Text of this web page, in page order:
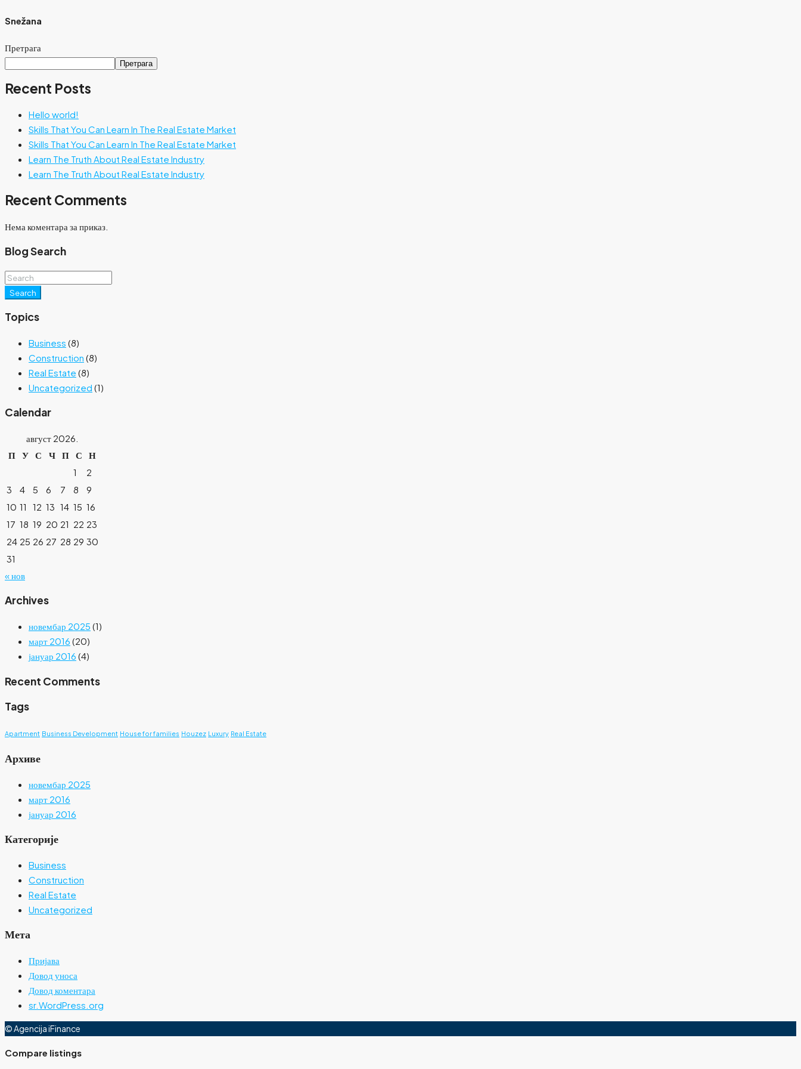
Snežana
Претрага
Претрага
Recent Posts
Hello world!
Skills That You Can Learn In The Real Estate Market
Skills That You Can Learn In The Real Estate Market
Learn The Truth About Real Estate Industry
Learn The Truth About Real Estate Industry
Recent Comments
Нема коментара за приказ.
Blog Search
Search
Topics
Business (8)
Construction (8)
Real Estate (8)
Uncategorized (1)
Calendar
август 2026.
П У С Ч П С
Н
1
2
3
4 5 6 7 8
9
10 11 12 13 14 15 16
17 18 19 20 21 22 23
24 25 26 27 28 29 30
31
« нов
Archives
новембар 2025 (1)
март 2016 (20)
јануар 2016 (4)
Recent Comments
Tags
Apartment Business Development House for families Houzez Luxury Real Estate
Архиве
новембар 2025
март 2016
јануар 2016
Категорије
Business
Construction
Real Estate
Uncategorized
Мета
Пријава
Довод уноса
Довод коментара
sr.WordPress.org
© Agencija iFinance
Compare listings